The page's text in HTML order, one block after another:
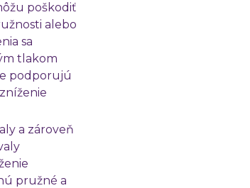
poškodiť
alebo
sa
tlakom
podporujú
a zároveň
pružné a